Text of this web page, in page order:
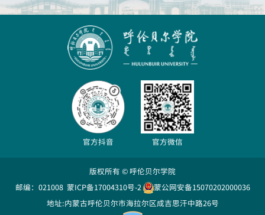
官方抖音 官方微信
版权所有 © 呼伦贝尔学院
邮编：021008 蒙ICP备17004310号-2
蒙公网安备15070202000036
地址:内蒙古呼伦贝尔市海拉尔区成吉思汗中路26号